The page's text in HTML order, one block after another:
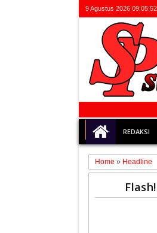
9 Agustus 2026
REDAKSI
Home » Headline